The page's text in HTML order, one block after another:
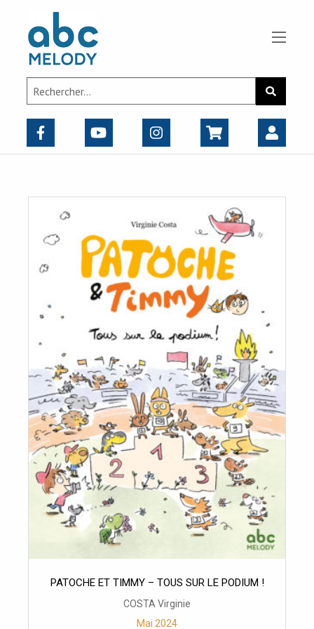
Search
for:
PATOCHE ET TIMMY – TOUS SUR LE PODIUM !
COSTA Virginie
Mai 2024
Panneau de gestion des cookies